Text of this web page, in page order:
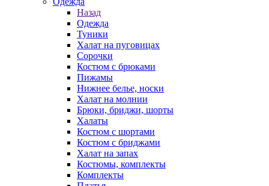
Назад
Одежда
Туники
Халат на пуговицах
Сорочки
Костюм с брюками
Пижамы
Нижнее белье, носки
Халат на молнии
Брюки, бриджи, шорты
Халаты
Костюм с шортами
Костюм с бриджами
Халат на запах
Костюмы, комплекты
Комплекты